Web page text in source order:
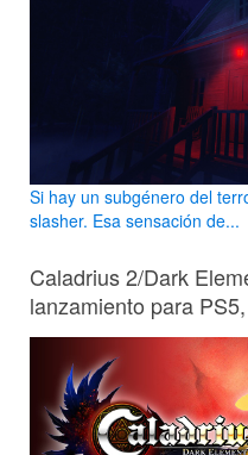
Si hay un subgénero del
slasher. Esa sensación de...
Caladrius 2/Dark
lanzamiento para